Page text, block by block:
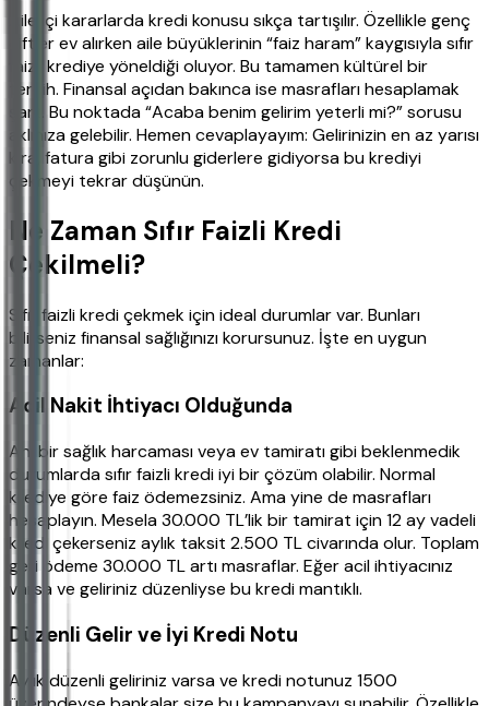
Aile içi kararlarda kredi konusu sıkça tartışılır. Özellikle genç
çiftler ev alırken aile büyüklerinin “faiz haram” kaygısıyla sıfır
faizli krediye yöneldiği oluyor. Bu tamamen kültürel bir
tercih. Finansal açıdan bakınca ise masrafları hesaplamak
şart. Bu noktada “Acaba benim gelirim yeterli mi?” sorusu
aklınıza gelebilir. Hemen cevaplayayım: Gelirinizin en az yarısı
kira, fatura gibi zorunlu giderlere gidiyorsa bu krediyi
çekmeyi tekrar düşünün.
Ne Zaman Sıfır Faizli Kredi
Çekilmeli?
Sıfır faizli kredi çekmek için ideal durumlar var. Bunları
bilirseniz finansal sağlığınızı korursunuz. İşte en uygun
zamanlar:
Acil Nakit İhtiyacı Olduğunda
Ani bir sağlık harcaması veya ev tamiratı gibi beklenmedik
durumlarda sıfır faizli kredi iyi bir çözüm olabilir. Normal
krediye göre faiz ödemezsiniz. Ama yine de masrafları
hesaplayın. Mesela 30.000 TL’lik bir tamirat için 12 ay vadeli
kredi çekerseniz aylık taksit 2.500 TL civarında olur. Toplam
geri ödeme 30.000 TL artı masraflar. Eğer acil ihtiyacınız
varsa ve geliriniz düzenliyse bu kredi mantıklı.
Düzenli Gelir ve İyi Kredi Notu
Aylık düzenli geliriniz varsa ve kredi notunuz 1500